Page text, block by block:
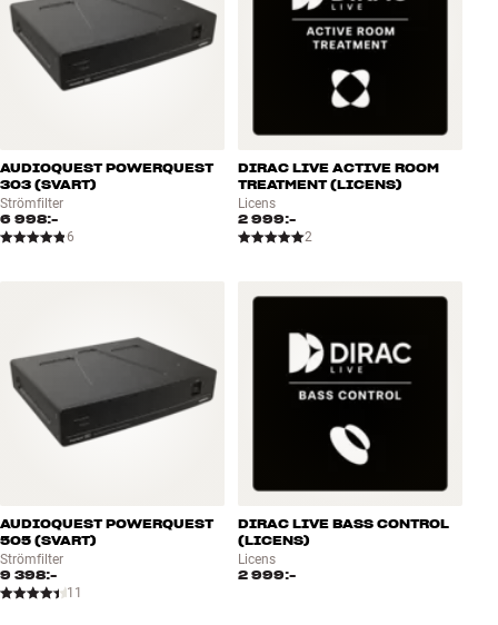
AUDIOQUEST POWERQUEST
303 (SVART)
Strömfilter
6 998:-
6
DIRAC LIVE ACTIVE ROOM
TREATMENT (LICENS)
Licens
2 999:-
2
AUDIOQUEST POWERQUEST
505 (SVART)
Strömfilter
9 398:-
11
DIRAC LIVE BASS CONTROL
(LICENS)
Licens
2 999:-